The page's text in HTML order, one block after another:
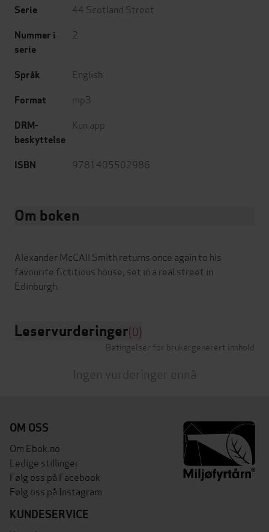
Serie 44 Scotland Street
Nummer i
serie
2
Språk English
Format mp3
DRM-
beskyttelse
Kun app
ISBN 9781405502986
Om boken
Alexander McCAll Smith returns once again to his
favourite fictitious house, set in a real street in
Leservurderinger(0)
Betingelser for brukergenerert innhold
Ingen vurderinger ennå
OM OSS
Om Ebok.no
Ledige stillinger
Følg oss på Facebook
Følg oss på Instagram
KUNDESERVICE